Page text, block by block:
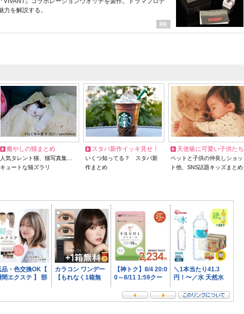
を解説する。
癒やしの猫まとめ
人気タレント猫、猫写真集…
キュートな猫ズラリ
スタバ新作イッキ見せ！
いくつ知ってる？ スタバ新
作まとめ
天使級に可愛い子供たち
ペットと子供の仲良しショッ
ト他、SNS話題キッズまとめ